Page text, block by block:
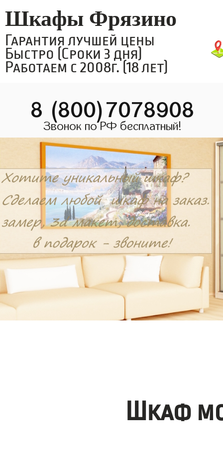
Шкафы Фрязино
Гарантия лучшей цены
Быстро (Сроки 3 дня)
Работаем с 2008г. (18 лет)
8 (800)7078908
Звонок по РФ бесплатный!
Шкаф